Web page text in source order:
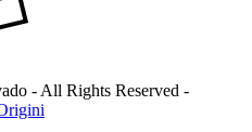
- All Rights Reserved -